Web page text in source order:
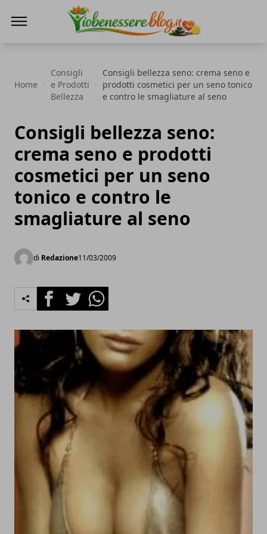
Home
Consigli
e Prodotti
Bellezza
Consigli bellezza seno: crema seno e
prodotti cosmetici per un seno tonico
e contro le smagliature al seno
Consigli bellezza seno:
crema seno e prodotti
cosmetici per un seno
tonico e contro le
smagliature al seno
di Redazione11/03/2009
FacebookTwitterWhatsapp